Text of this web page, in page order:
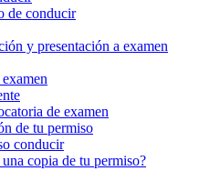
de conducir
y presentación a examen
de examen
de tu permiso
conducir
copia de tu permiso?